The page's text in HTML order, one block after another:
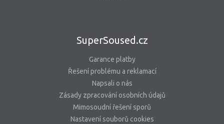
SuperSoused.cz
Garance platby
Řešení problému a reklamací
Napsali o nás
Zásady zpracování osobních údajů
Mimosoudní řešení sporů
Nastavení souborů cookies